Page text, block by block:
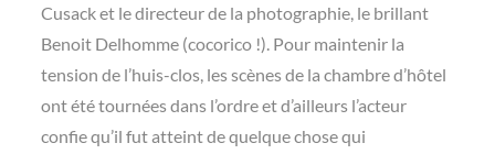
Cusack et le directeur de la photographie, le brillant
Benoit Delhomme (cocorico !). Pour maintenir la
tension de l’huis-clos, les scènes de la chambre d’hôtel
ont été tournées dans l’ordre et d’ailleurs l’acteur
confie qu’il fut atteint de quelque chose qui